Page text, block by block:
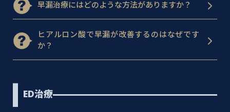
早漏治療にはどのような方法がありますか？
ヒアルロン酸で早漏が改善するのはなぜです
か？
ED治療